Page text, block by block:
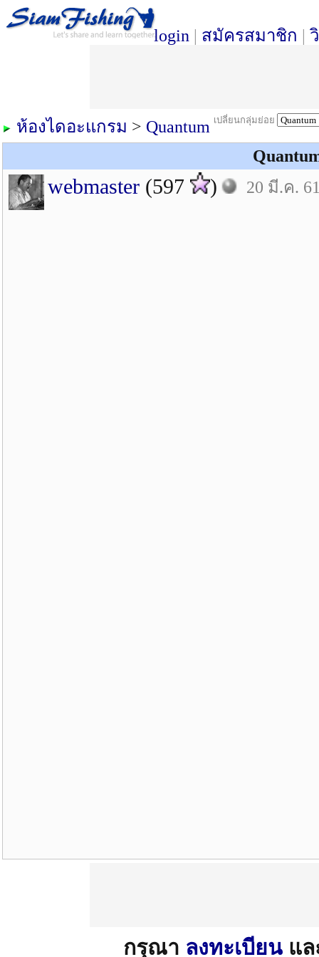
login | สมัครสมาชิก |
เปลี่ยนกลุ่มย่อย
ห้องไดอะแกรม > Quantum
webmaster (597 ) 20 มี.ค.
กรุณา ลงทะเบียน แ